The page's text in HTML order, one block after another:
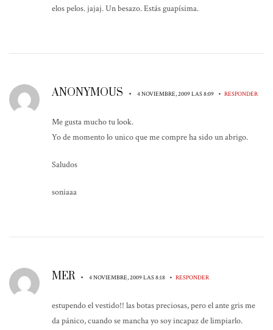
elos pelos. jajaj. Un besazo. Estás guapísima.
ANONYMOUS • 4 NOVIEMBRE, 2009 LAS 8:09 • RESPONDER
Me gusta mucho tu look.
Yo de momento lo unico que me compre ha sido un abrigo.
Saludos
soniaaa
MER • 4 NOVIEMBRE, 2009 LAS 8:18 • RESPONDER
estupendo el vestido!! las botas preciosas, pero el ante gris me
da pánico, cuando se mancha yo soy incapaz de limpiarlo.